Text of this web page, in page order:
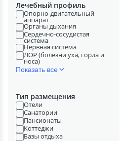
Лечебный профиль
Опорно-двигательный
аппарат
Органы дыхания
Сердечно-сосудистая
система
Нервная система
ЛОР (болезни уха, горла и
носа)
Показать все
Тип размещения
Отели
Санатории
Пансионаты
Коттеджи
Базы отдыха